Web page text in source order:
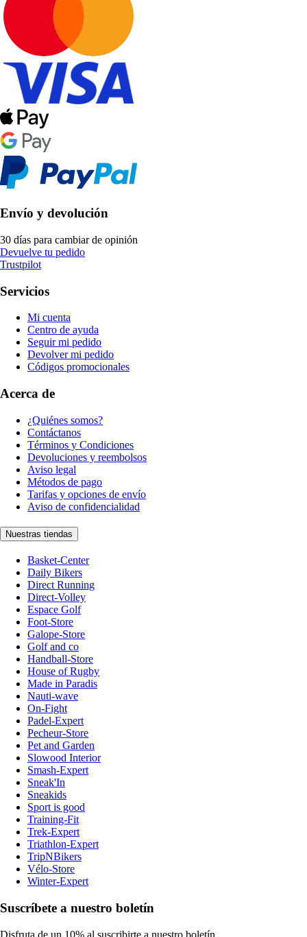
Envío y devolución
30 días para cambiar de opinión
Devuelve tu pedido
Trustpilot
Servicios
Mi cuenta
Centro de ayuda
Seguir mi pedido
Devolver mi pedido
Códigos promocionales
Acerca de
¿Quiénes somos?
Contáctanos
Términos y Condiciones
Devoluciones y reembolsos
Aviso legal
Métodos de pago
Tarifas y opciones de envío
Aviso de confidencialidad
Nuestras tiendas
Basket-Center
Daily Bikers
Direct Running
Direct-Volley
Espace Golf
Foot-Store
Galope-Store
Golf and co
Handball-Store
House of Rugby
Made in Paradis
Nauti-wave
On-Fight
Padel-Expert
Pecheur-Store
Pet and Garden
Slowood Interior
Smash-Expert
Sneak'In
Sneakids
Sport is good
Training-Fit
Trek-Expert
Triathlon-Expert
TripNBikers
Vélo-Store
Winter-Expert
Suscríbete a nuestro boletín
Disfruta de un 10% al suscribirte a nuestro boletín